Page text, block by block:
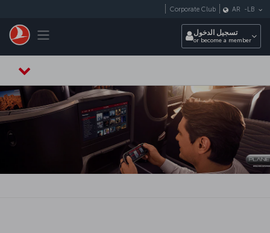
Toggle navigation
Corporate Club AR - LB
تسجيل الدخول
or become a member